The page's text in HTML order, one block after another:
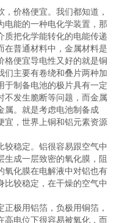
价格便宜。我们都知道，
电能的一种电化学装置，那
质把化学能转化的电能传递
在普通材料中，金属材料是
格便宜导电性又好的就是铜
们主要有卷绕和叠片两种加
于制备电池的极片具有一定
不发生脆断等问题，而金属
属。就是考虑电池制备成
宜，世界上铜和铝元素资源
稳定。铝很容易跟空气中
生成一层致密的氧化膜，阻
氧化膜在电解液中对铝也有
比较稳定，在干燥的空气中
极用铝箔，负极用铜箔，
高电位下很容易被氧化，而